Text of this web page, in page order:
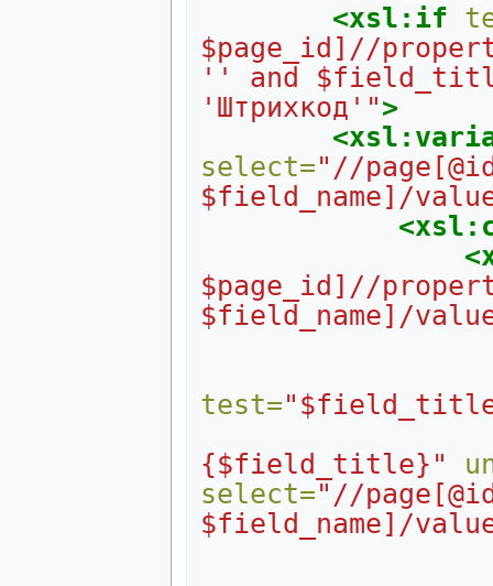
<xsl:if
$page_id]//
'' and
'Штрихкод'">
select="//
$field_name]/
$page_id]//
$field_name]/
test=
{$field_title}"
select="//
$field_name]/